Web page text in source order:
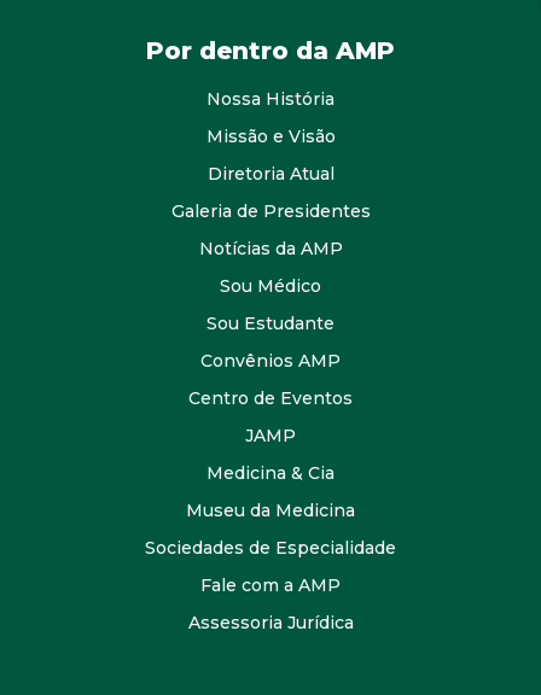
Por dentro da AMP
Nossa História
Missão e Visão
Diretoria Atual
Galeria de Presidentes
Notícias da AMP
Sou Médico
Sou Estudante
Convênios AMP
Centro de Eventos
JAMP
Medicina & Cia
Museu da Medicina
Sociedades de Especialidade
Fale com a AMP
Assessoria Jurídica